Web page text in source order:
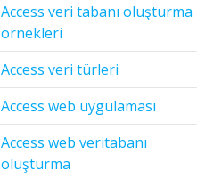
Access veri tabanı oluşturma
örnekleri
Access veri türleri
Access web uygulaması
Access web veritabanı
oluşturma